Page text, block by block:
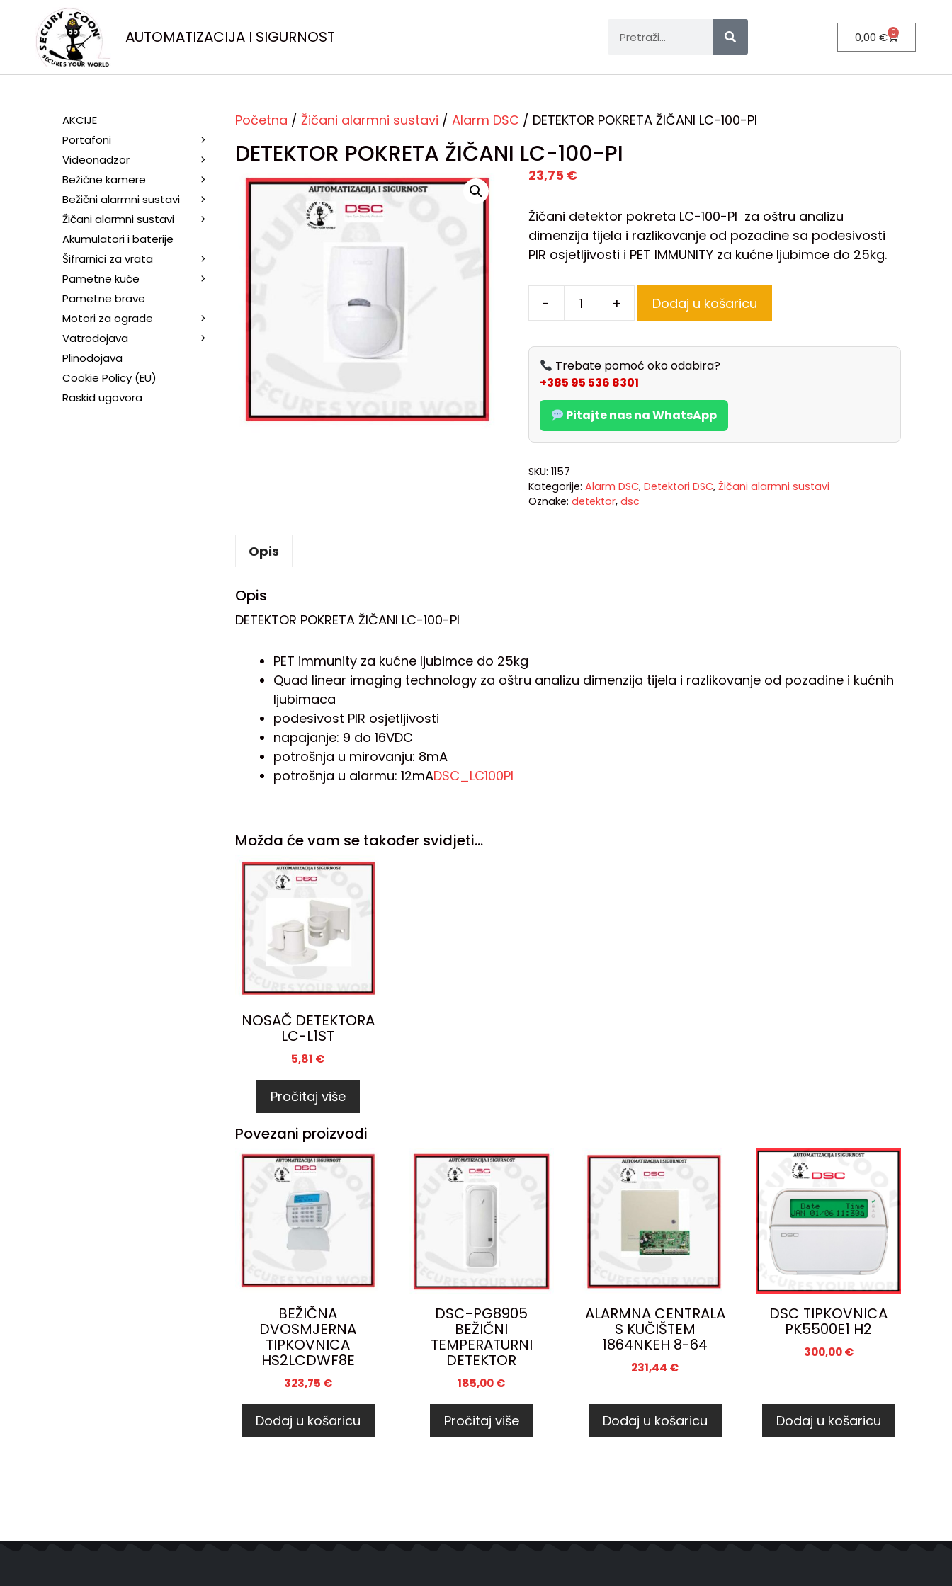
AUTOMATIZACIJA I SIGURNOST 0,00€ 0
Početna / Žičani alarmni sustavi / Alarm DSC / DETEKTOR POKRETA ŽIČANI LC-100-PI
DETEKTOR POKRETA ŽIČANI LC-100-PI
23,75 €
Žičani detektor pokreta LC-100-PI za oštru analizu
dimenzija tijela i razlikovanje od pozadine sa podesivosti
PIR osjetljivosti i PET IMMUNITY za kućne ljubimce do 25kg.
- + Dodaj u košaricu
Trebate pomoć oko odabira?
+385 95 536 8301
Pitajte nas na WhatsApp
SKU: 1157
Kategorije: Alarm DSC, Detektori DSC, Žičani alarmni sustavi
Oznake: detektor, dsc
Opis
Opis
DETEKTOR POKRETA ŽIČANI LC-100-PI
PET immunity za kućne ljubimce do 25kg
Quad linear imaging technology za oštru analizu dimenzija tijela i razlikovanje od pozadine i kućnih
ljubimaca
podesivost PIR osjetljivosti
napajanje: 9 do 16VDC
potrošnja u mirovanju: 8mA
potrošnja u alarmu: 12mADSC_LC100PI
Možda će vam se također svidjeti…
NOSAČ DETEKTORA
LC-L1ST
5,81 €
Pročitaj više
Povezani proizvodi
BEŽIČNA
DVOSMJERNA
TIPKOVNICA
HS2LCDWF8E
323,75 €
Dodaj u košaricu
DSC-PG8905
BEŽIČNI
TEMPERATURNI
DETEKTOR
185,00€
Pročitaj više
ALARMNA CENTRALA
S KUČIŠTEM
1864NKEH 8-64
231,44 €
Dodaj u košaricu
DSC TIPKOVNICA
PK5500E1 H2
300,00€
Dodaj u košaricu
AKCIJE
Portafoni
Videonadzor
Bežične kamere
Bežični alarmni sustavi
Žičani alarmni sustavi
Akumulatori i baterije
Šifrarnici za vrata
Pametne kuće
Pametne brave
Motori za ograde
Vatrodojava
Plinodojava
Cookie Policy (EU)
Raskid ugovora